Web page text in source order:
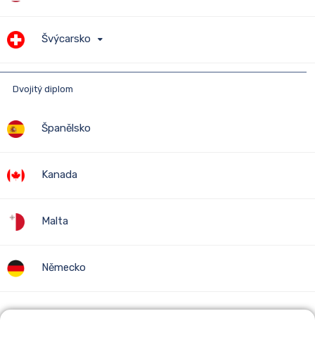
STUDIUM V
Švýcarsko
Dvojitý diplom
Španělsko
Kanada
Malta
Německo